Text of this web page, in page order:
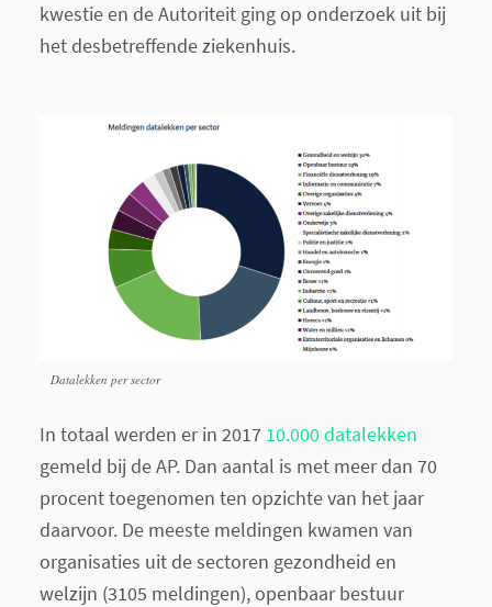
kwestie en de Autoriteit ging op onderzoek uit bij
het desbetreffende ziekenhuis.
Datalekken per sector
In totaal werden er in 2017 10.000 datalekken
gemeld bij de AP. Dan aantal is met meer dan 70
procent toegenomen ten opzichte van het jaar
daarvoor. De meeste meldingen kwamen van
organisaties uit de sectoren gezondheid en
welzijn (3105 meldingen), openbaar bestuur